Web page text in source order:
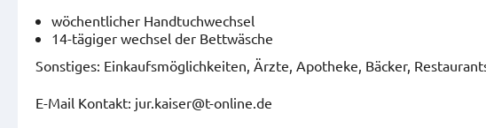
wöchentlicher Handtuchwechsel
14-tägiger wechsel der Bettwäsche
Sonstiges: Einkaufsmöglichkeiten, Ärzte, Apotheke, Bäcker,
E-Mail Kontakt: jur.kaiser@t-online.de